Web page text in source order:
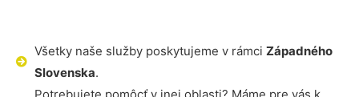
Všetky naše služby poskytujeme v rámci Západného
Slovenska.